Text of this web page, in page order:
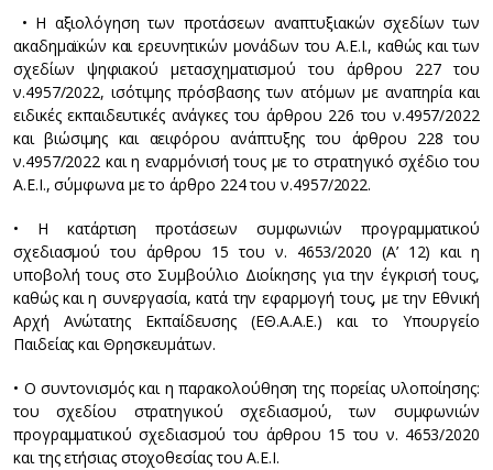
• Η αξιολόγηση των προτάσεων αναπτυξιακών σχεδίων των
ακαδημαϊκών και ερευνητικών μονάδων του Α.Ε.Ι., καθώς και των
σχεδίων ψηφιακού μετασχηματισμού του άρθρου 227 του
ν.4957/2022, ισότιμης πρόσβασης των ατόμων με αναπηρία και
ειδικές εκπαιδευτικές ανάγκες του άρθρου 226 του ν.4957/2022
και βιώσιμης και αειφόρου ανάπτυξης του άρθρου 228 του
ν.4957/2022 και η εναρμόνισή τους με το στρατηγικό σχέδιο του
Α.Ε.Ι., σύμφωνα με το άρθρο 224 του ν.4957/2022.
• Η κατάρτιση προτάσεων συμφωνιών προγραμματικού
σχεδιασμού του άρθρου 15 του ν. 4653/2020 (Α’ 12) και η
υποβολή τους στο Συμβούλιο Διοίκησης για την έγκρισή τους,
καθώς και η συνεργασία, κατά την εφαρμογή τους, με την Εθνική
Αρχή Ανώτατης Εκπαίδευσης (ΕΘ.Α.Α.Ε.) και το Υπουργείο
Παιδείας και Θρησκευμάτων.
• Ο συντονισμός και η παρακολούθηση της πορείας υλοποίησης:
του σχεδίου στρατηγικού σχεδιασμού, των συμφωνιών
προγραμματικού σχεδιασμού του άρθρου 15 του ν. 4653/2020
και της ετήσιας στοχοθεσίας του Α.Ε.Ι.